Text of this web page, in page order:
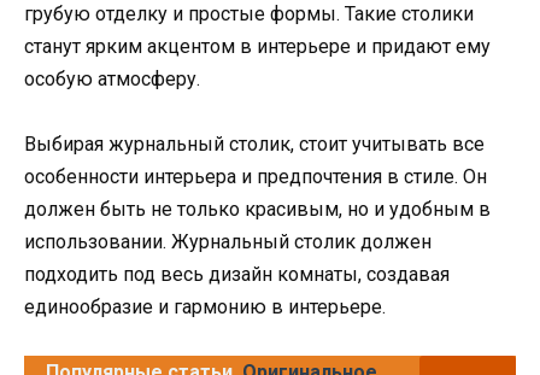
грубую отделку и простые формы. Такие столики
станут ярким акцентом в интерьере и придают ему
особую атмосферу.
Выбирая журнальный столик, стоит учитывать все
особенности интерьера и предпочтения в стиле. Он
должен быть не только красивым, но и удобным в
использовании. Журнальный столик должен
подходить под весь дизайн комнаты, создавая
единообразие и гармонию в интерьере.